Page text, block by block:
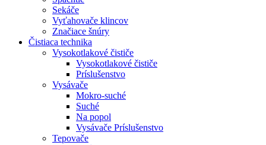
Sekáče
Vyťahovače klincov
Značiace šnúry
Čistiaca technika
Vysokotlakové čističe
Vysokotlakové čističe
Príslušenstvo
Vysávače
Mokro-suché
Suché
Na popol
Vysávače Príslušenstvo
Tepovače